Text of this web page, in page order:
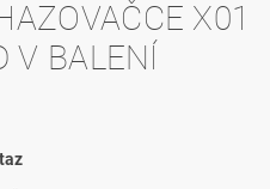
X01
V BALENÍ